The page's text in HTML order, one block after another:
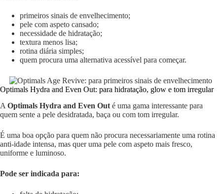
primeiros sinais de envelhecimento;
pele com aspeto cansado;
necessidade de hidratação;
textura menos lisa;
rotina diária simples;
quem procura uma alternativa acessível para começar.
Optimals Hydra and Even Out: para hidratação, glow e tom irregular
A Optimals Hydra and Even Out é uma gama interessante para
quem sente a pele desidratada, baça ou com tom irregular.
É uma boa opção para quem não procura necessariamente uma rotina
anti-idade intensa, mas quer uma pele com aspeto mais fresco,
uniforme e luminoso.
Pode ser indicada para: